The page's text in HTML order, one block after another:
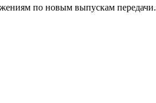
по новым выпускам передачи.